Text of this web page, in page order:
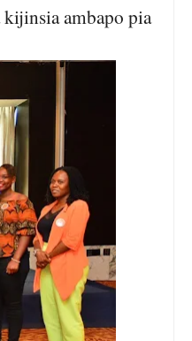
ambapo pia